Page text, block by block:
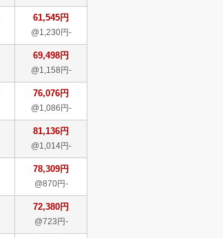
61,545円
@1,230円-
69,498円
@1,158円-
76,076円
@1,086円-
81,136円
@1,014円-
78,309円
@870円-
72,380円
@723円-